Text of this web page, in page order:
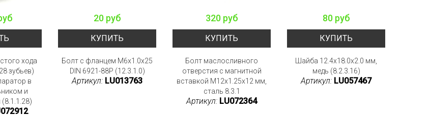
хода
зубьев)
в
и
20 руб
КУПИТЬ
Болт с фланцем M6x1.0x25
DIN 6921-88P (12.3.1.0)
Артикул: LU013763
320 руб
КУПИТЬ
Болт маслосливного
отверстия с магнитной
вставкой M12x1.25x12 мм,
сталь 8.3.1
Артикул: LU072364
80 руб
КУПИТЬ
Шайба 12.4x18.0x2.0 мм,
медь (8.2.3.16)
Артикул: LU057467